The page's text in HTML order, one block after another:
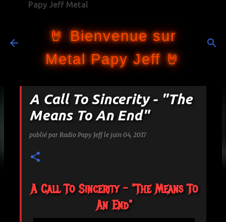
Papy Jeff Metal
🤘 Bienvenue sur
Metal Papy Jeff 🤘
A Call To Sincerity - "The
Means To An End"
publié par Radio Papy Jeff le juin 04, 2017
A Call To Sincerity - "The Means To
An End"